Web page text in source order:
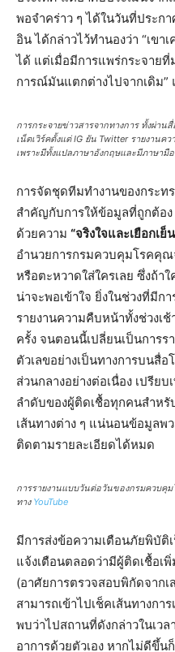
พอจำคร่าว ๆ ได้ในวันที่ประก
อิน ได้กล่าวไว้ทำนองว่า “เขา
ได้ แต่เมื่อมีการแพร่กระจาย
การณ์มันแตกต่างไปจากเดิม
การกระจายข่าวสารจากทางการ ทั้งผ่าน
เน็ตเวิร์คตั้งแต่ IG ยัน Twitter รายงานค
เพราะมีทั้งแปลภาษาอังกฤษและมีภาษามื
การจัดชุดทีมทำงานของกระท
สำคัญกับการให้ข้อมูลที่ถูกต้อง
ด้วยความ “จริงใจและเยือกเย็
อำนวยการกรมควบคุมโรคคุ
หรือตะหวาดใส่ใครเลย ซึ่งถ้า
น่าจะพอเข้าใจ ยิ่งในช่วงที่มีก
รายงานความคืบหน้าทั้งช่วงเ
ครั้ง จนตอนนี้เปลี่ยนเป็นการร
ตัวเลขอย่างเป็นทางการบนสื่
ส่วนกลางอย่างต่อเนื่อง เปรีย
ลำดับของผู้ติดเชื้อทุกคนสำหรั
เส้นทางต่าง ๆ แน่นอนข้อมูลพ
ติดตามรายละเอียดได้หมด
การรายงานแบบวันต่อวันของกรมควบคุ
ทาง YouTube
มีการส่งข้อความเตือนภัยพิบัติ
แจ้งเตือนตลอดว่ามีผู้ติดเชื้อเพิ่
(อาศัยการตรวจสอบพิกัดจาก
สามารถเข้าไปเช็คเส้นทางกา
พบว่าไปสถานที่ดังกล่าวในเว
อาการด้วยตัวเอง หากไม่ดีขึ้น